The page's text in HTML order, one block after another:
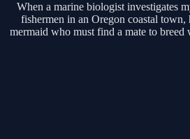
When a marine biologist investigates
fishermen in an Oregon coastal town,
mermaid who must find a mate to